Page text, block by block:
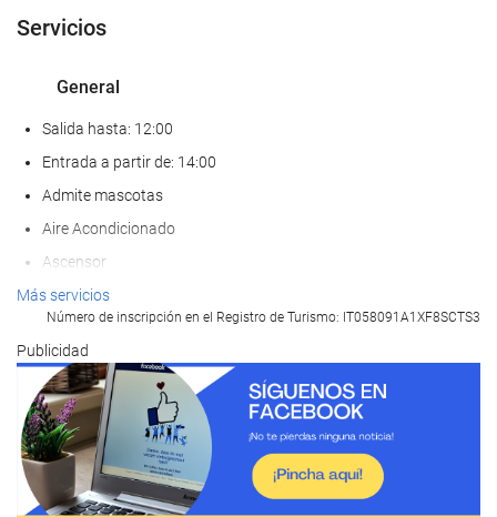
Servicios
General
Salida hasta: 12:00
Entrada a partir de: 14:00
Admite mascotas
Aire Acondicionado
Ascensor
AAdaptado para personas con movilidad reducida
Habitaciones No fumadores
Zona de fumadores
Servicios de recepción
Guardaequipaje
Caja fuerte
Más servicios
Número de inscripción en el Registro de Turismo: IT058091A1XF8SCTS3
Publicidad